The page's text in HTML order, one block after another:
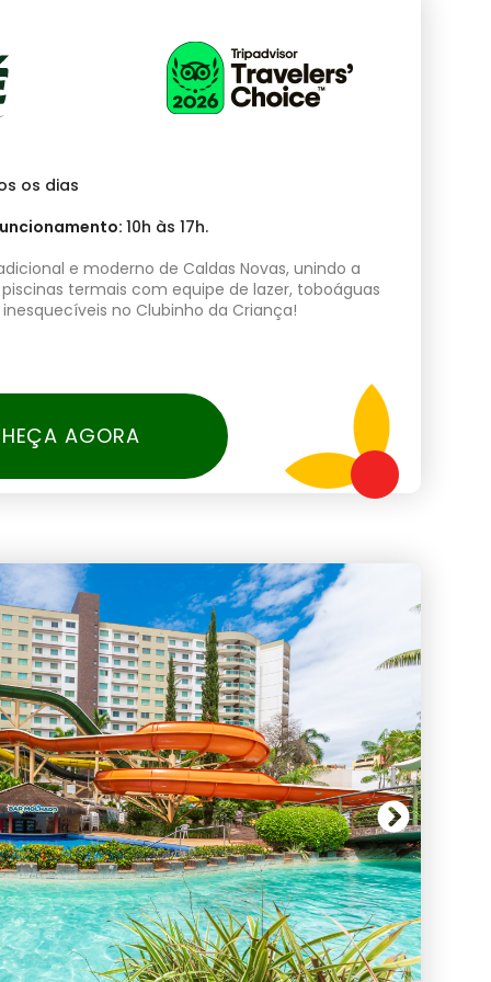
os dias
10h às 17h.
e moderno de Caldas Novas, unindo a
termais com equipe de lazer, toboáguas
no Clubinho da Criança!
AGORA